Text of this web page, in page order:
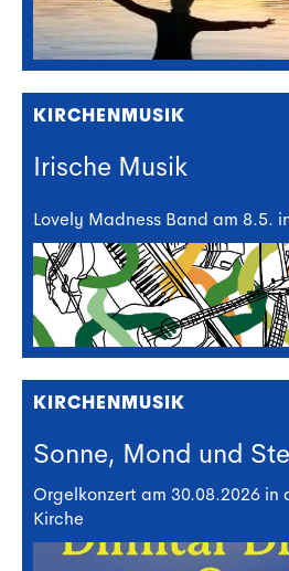
KIRCHENMUSIK
Irische Musik
Lovely Madness Band am 8.5.
KIRCHENMUSIK
Sonne, Mond und
Orgelkonzert am 30.08.2026 in
Kirche